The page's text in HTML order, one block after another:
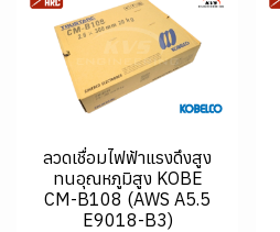
ลวดเชื่อมไฟฟ้าแรงดึงสูง
ทนอุณหภูมิสูง KOBE
CM-B108 (AWS A5.5
E9018-B3)